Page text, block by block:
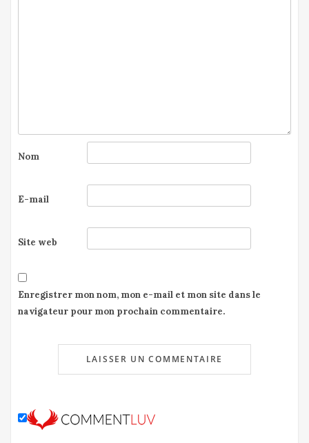
Nom
E-mail
Site web
Enregistrer mon nom, mon e-mail et mon site dans le
navigateur pour mon prochain commentaire.